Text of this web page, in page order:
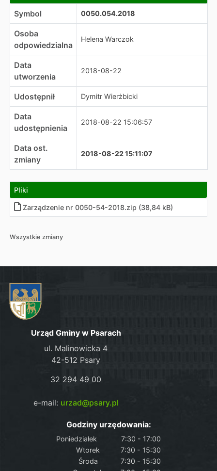
Symbol 0050.054.2018
Osoba
odpowiedzialna
Helena Warczok
Data
utworzenia
2018-08-22
Udostępnił Dymitr Wierżbicki
Data
udostępnienia
2018-08-22 15:06:57
Data ost.
zmiany
2018-08-22 15:11:07
Pliki
Zarządzenie nr 0050-54-2018.zip (38,84 kB)
Wszystkie zmiany
Urząd Gminy w Psarach
ul. Malinowicka 4
42-512 Psary
32 294 49 00
e-mail: urzad@psary.pl
Godziny urzędowania:
Poniedziałek
7:30 - 17:00
Wtorek
7:30 - 15:30
Środa
7:30 - 15:30